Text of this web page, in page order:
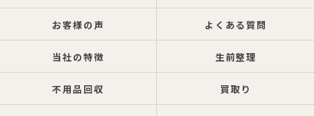
お客様の声 よくある質問
当社の特徴 生前整理
不用品回収 買取り